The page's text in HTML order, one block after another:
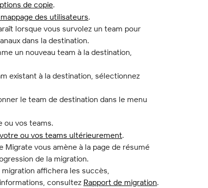
de copie.
des utilisateurs.
lorsque vous survolez un team pour
dans la destination.
un nouveau team à la destination,
existant à la destination, sélectionnez
le team de destination dans le menu
vos teams.
ou vos teams ultérieurement.
Migrate vous amène à la page de résumé
de la migration.
affichera les succès,
consultez Rapport de migration.